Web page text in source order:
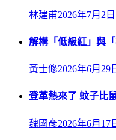
林建甫2026年7月2日
解構「低級紅」與
黃士修2026年6月29
登革熱來了 蚊子比
魏國彥2026年6月17